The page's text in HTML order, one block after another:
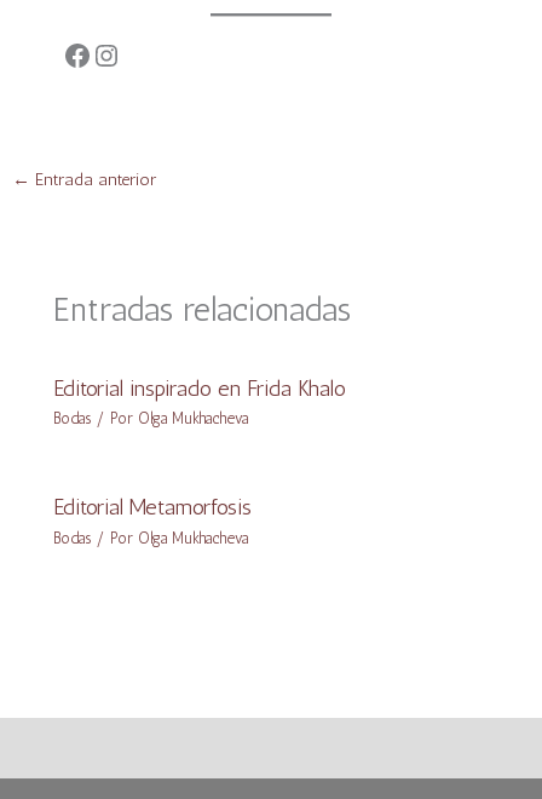
← Entrada anterior
Entradas relacionadas
Editorial inspirado en Frida Khalo
Bodas / Por Olga Mukhacheva
Editorial Metamorfosis
Bodas / Por Olga Mukhacheva